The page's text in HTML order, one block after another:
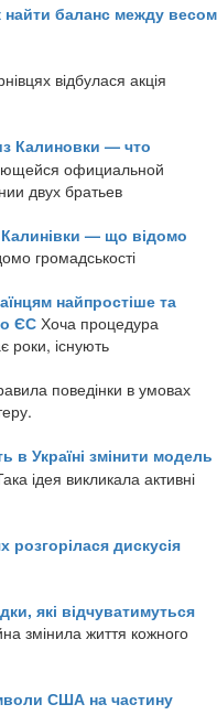
баланс между весом
відбулася акція
Калиновки — что
официальной
двух братьев
— що відомо
громадськості
найпростіше та
ЄС Хоча процедура
роки, існують
поведінки в умовах
в Україні змінити модель
ідея викликала активні
розгорілася дискусія
які відчуватимуться
змінила життя кожного
США на частину